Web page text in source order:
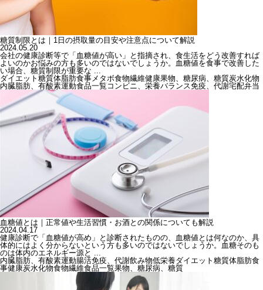
糖質制限とは｜1日の摂取量の目安や注意点について解説
2024.05.20
会社の健康診断等で「血糖値が高い」と指摘され、食生活をどう改善すれば
よいのかお悩みの方も多いのではないでしょうか。血糖値を食事で改善した
い場合、糖質制限が重要な ...
ダイエット 糖質体脂肪食事メタボ食物繊維健康果物、糖尿病、糖質炭水化物
内臓脂肪、有酸素運動食品一覧 コンビニ、栄養バランス免疫、代謝宅配弁当
血糖値とは｜正常値や生活習慣・お酒との関係についても解説
2024.04.17
健康診断で「血糖値が高め」と診断されたものの、血糖値とは何なのか、具
体的にはよく分からないという方も多いのではないでしょうか。血糖そのも
のは体内のエネルギー源と ...
内臓脂肪、有酸素運動腸活免疫、代謝飲み物低栄養ダイエット 糖質体脂肪食
事健康炭水化物食物繊維食品一覧果物、糖尿病、糖質